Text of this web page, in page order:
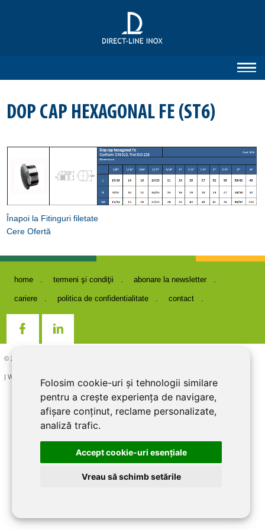
Folosim cookie-uri și tehnologii similare
pentru a crește experiența de navigare,
afișare conținut, reclame personalizate,
analiză trafic.
Accept cookie-uri esenţiale
Vreau să schimb setările
DOP CAP HEXAGONAL FE (ST6)
Înapoi la Fitinguri filetate
Cere Ofertă
home termeni şi condiţii abonare la newsletter
cariere politica de confidentialitate contact
© 2026 DIRECT LINE INOX IMPEX SRL, RO7727821, J12/1817/1995
| Website creat si optimizat de